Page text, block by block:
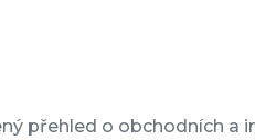
přehled o obchodních a